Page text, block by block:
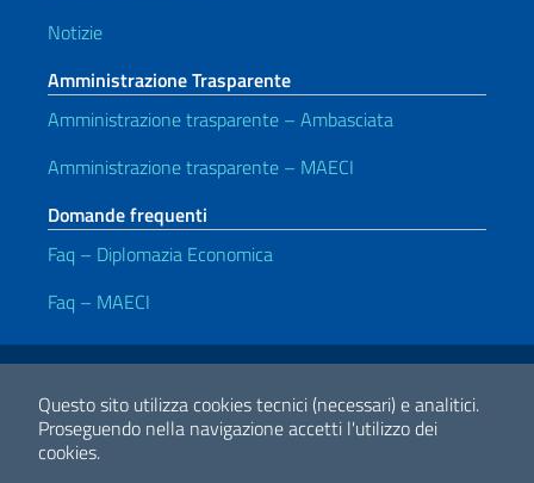
Questo sito utilizza cookies tecnici (necessari) e analitici.
Proseguendo nella navigazione accetti l'utilizzo dei
cookies.
Notizie
Amministrazione Trasparente
Amministrazione trasparente – Ambasciata
Amministrazione trasparente – MAECI
Domande frequenti
Faq – Diplomazia Economica
Faq – MAECI
Link Utili